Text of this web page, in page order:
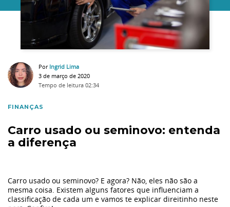
Copiloto
Ford
Finanças
Seguros
Eu li e
aceito apolítica de privacidade.
Por Ingrid Lima
3 de março de 2020
Tempo de leitura 02:34
FINANÇAS
Carro usado ou seminovo: entenda
a diferença
Carro usado ou seminovo? E agora? Não, eles não são a
mesma coisa. Existem alguns fatores que influenciam a
classificação de cada um e vamos te explicar direitinho neste